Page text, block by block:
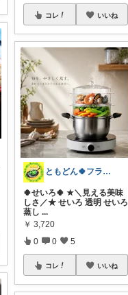
コレ いいね
ともどん🍀フライパン料理ある暮らし🍳
🍀せいろ🍀 ★＼見える美味
しさ／★ せいろ 透明 せいろ
蒸し...
￥ 3,720
0 0 5
コレ いいね